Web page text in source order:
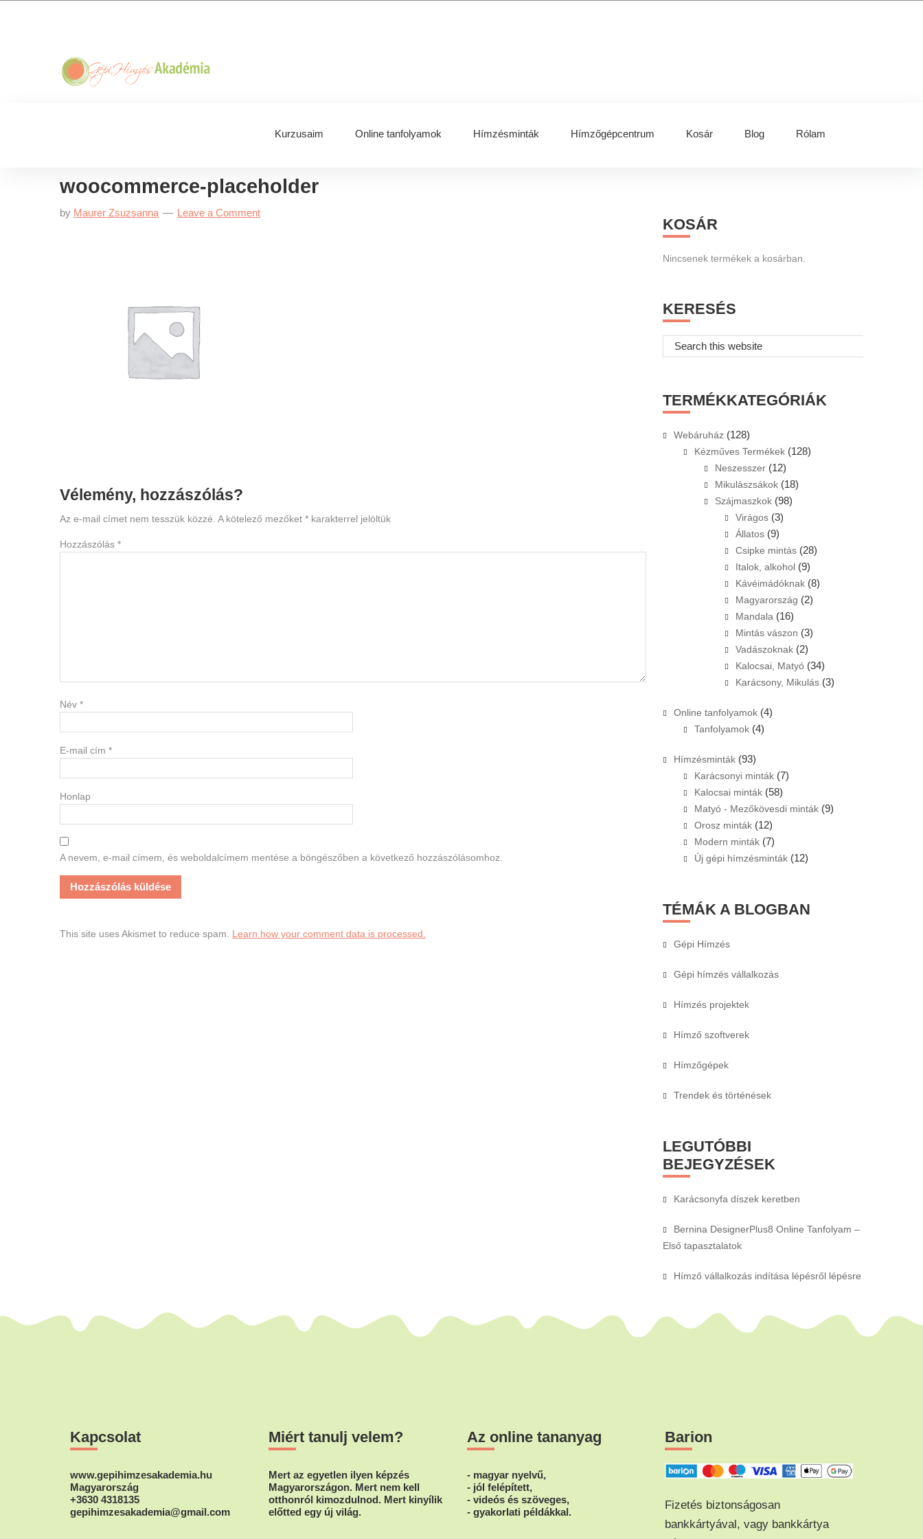
Kurzusaim Online tanfolyamok Hímzésminták Hímzőgépcentrum Kosár Blog Rólam
woocommerce-placeholder
by Maurer Zsuzsanna Leave a Comment
Reader
Interactions
Vélemény, hozzászólás?
Az e-mail címet nem tesszük közzé. A kötelező mezőket * karakterrel jelöltük
Hozzászólás *
Név *
E-mail cím *
Honlap
A nevem, e-mail címem, és weboldalcímem mentése a böngészőben a következő hozzászólásomhoz.
This site uses Akismet to reduce spam. Learn how your comment data is processed.
Primary
Sidebar
KOSÁR
Nincsenek termékek a kosárban.
KERESÉS
Search
this
TERMÉKKATEGÓRIÁK
Webáruház (128)
Kézműves Termékek (128)
Neszesszer (12)
Mikulászsákok (18)
Szájmaszkok (98)
Virágos (3)
Állatos (9)
Csipke mintás (28)
Italok, alkohol (9)
Kávéimádóknak (8)
Magyarország (2)
Mandala (16)
Mintás vászon (3)
Vadászoknak (2)
Kalocsai, Matyó (34)
Karácsony, Mikulás (3)
Online tanfolyamok (4)
Tanfolyamok (4)
Hímzésminták (93)
Karácsonyi minták (7)
Kalocsai minták (58)
Matyó - Mezőkövesdi minták (9)
Orosz minták (12)
Modern minták (7)
Új gépi hímzésminták (12)
TÉMÁK A BLOGBAN
Gépi Hímzés
Gépi hímzés vállalkozás
Hímzés projektek
Hímző szoftverek
Hímzőgépek
Trendek és történések
LEGUTÓBBI
BEJEGYZÉSEK
Karácsonyfa díszek keretben
Bernina DesignerPlus8 Online Tanfolyam –
Első tapasztalatok
Hímző vállalkozás indítása lépésről lépésre
Kapcsolat
www.gepihimzesakademia.hu
Magyarország
+3630 4318135
gepihimzesakademia@gmail.com
Miért tanulj velem?
Mert az egyetlen ilyen képzés
Magyarországon. Mert nem kell
otthonról kimozdulnod. Mert kinyílik
előtted egy új világ.
Az online tananyag
- magyar nyelvű,
- jól felépített,
- videós és szöveges,
- gyakorlati példákkal.
Barion
Fizetés biztonságosan
bankkártyával, vagy bankkártya